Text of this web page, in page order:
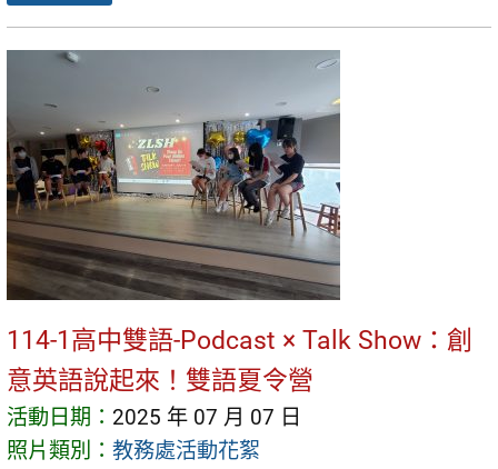
114-1高中雙語-Podcast × Talk Show：創
意英語說起來！雙語夏令營
活動日期： 2025 年 07 月 07 日
照片類別： 教務處活動花絮